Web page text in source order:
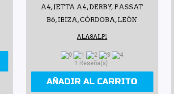
A4, JETTA A4, DERBY, PASSAT
B6, IBIZA, CÓRDOBA, LEÓN
ALASALP1
1 Reseña(s)
AÑADIR AL CARRITO